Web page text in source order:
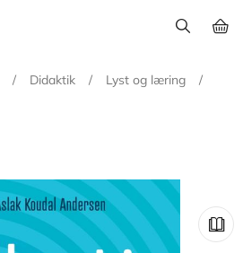
/ Didaktik / Lyst og læring
/